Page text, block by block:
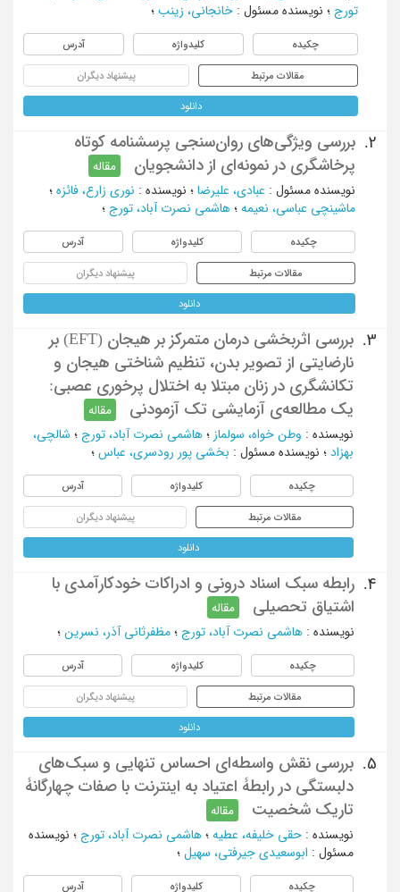
تورج ؛ نویسنده مسئول : خانجانی، زینب ؛
چکیده کلیدواژه آدرس
مقالات مرتبط پیشنهاد دیگران
دانلود
2.
بررسی ویژگی‌های روان‌سنجی پرسشنامه کوتاه
پرخاشگری در نمونه‌ای از دانشجویان
مقاله
نویسنده مسئول : عبادی، علیرضا ؛ نویسنده : نوری زارع، فائزه ؛
ماشینچی عباسی، نعیمه ؛ هاشمی نصرت آباد، تورج ؛
چکیده کلیدواژه آدرس
مقالات مرتبط پیشنهاد دیگران
دانلود
3.
بررسی اثربخشی درمان متمرکز بر هیجان (EFT) بر
نارضایتی از تصویر بدن، تنظیم شناختی هیجان و
تکانشگری در زنان مبتلا به اختلال پرخوری عصبی:
یک مطالعه‌ی آزمایشی تک آزمودنی
مقاله
نویسنده : وطن خواه، سولماز ؛ هاشمی نصرت آباد، تورج ؛ شالچی،
بهزاد ؛ نویسنده مسئول : بخشی پور رودسری، عباس ؛
چکیده کلیدواژه آدرس
مقالات مرتبط پیشنهاد دیگران
دانلود
4.
رابطه سبک اسناد درونی و ادراکات خودکارآمدی با
اشتیاق تحصیلی
مقاله
نویسنده : هاشمی نصرت آباد، تورج ؛ مظفرثانی آذر، نسرین ؛
چکیده کلیدواژه آدرس
مقالات مرتبط پیشنهاد دیگران
دانلود
5.
بررسی نقش واسطه‌ای احساس تنهایی و سبک‌های
دلبستگی در رابطۀ اعتیاد به اینترنت با صفات چهارگانۀ
تاریک شخصیت
مقاله
نویسنده : حقی خلیفه، عطیه ؛ هاشمی نصرت آباد، تورج ؛ نویسنده
مسئول : ابوسعیدی جیرفتی، سهیل ؛
چکیده کلیدواژه آدرس